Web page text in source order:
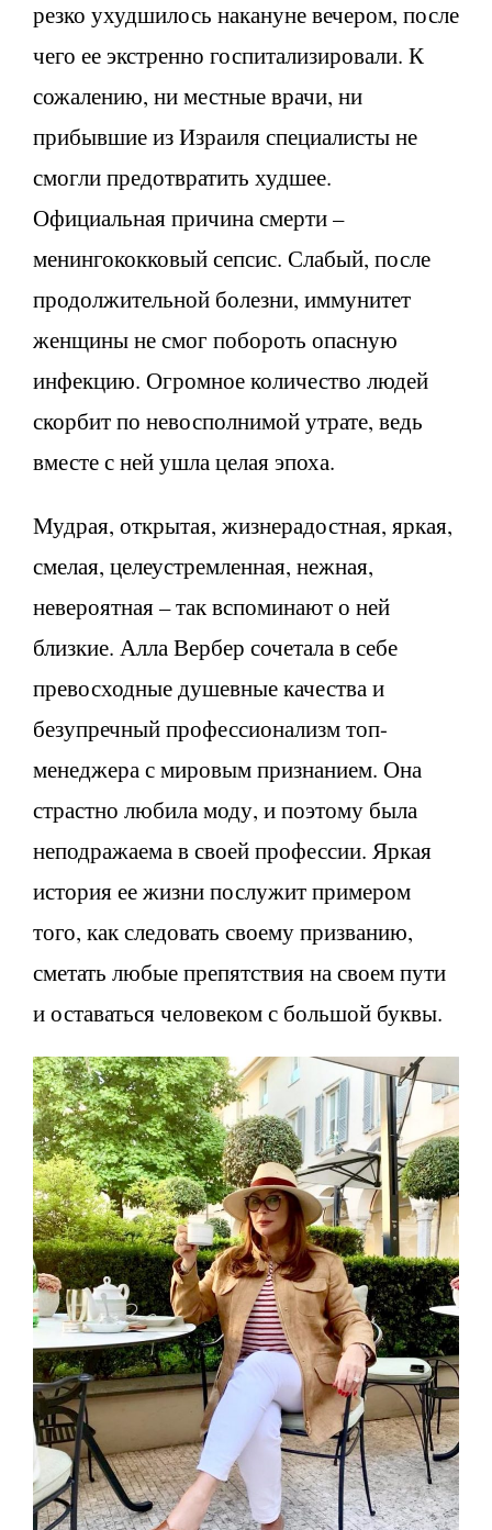
резко ухудшилось накануне вечером, после
чего ее экстренно госпитализировали. К
сожалению, ни местные врачи, ни
прибывшие из Израиля специалисты не
смогли предотвратить худшее.
Официальная причина смерти –
менингококковый сепсис. Слабый, после
продолжительной болезни, иммунитет
женщины не смог побороть опасную
инфекцию. Огромное количество людей
скорбит по невосполнимой утрате, ведь
вместе с ней ушла целая эпоха.
Мудрая, открытая, жизнерадостная, яркая,
смелая, целеустремленная, нежная,
невероятная – так вспоминают о ней
близкие. Алла Вербер сочетала в себе
превосходные душевные качества и
безупречный профессионализм топ-
менеджера с мировым признанием. Она
страстно любила моду, и поэтому была
неподражаема в своей профессии. Яркая
история ее жизни послужит примером
того, как следовать своему призванию,
сметать любые препятствия на своем пути
и оставаться человеком с большой буквы.